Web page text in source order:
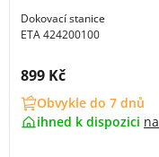
Dokovací stanice
ETA 424200100
Cena s DPH:
899 Kč
Obvykle do 7 dnů
ihned k dispozici na